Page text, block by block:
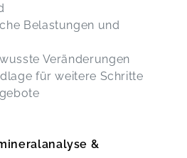
Belastungen und
Veränderungen
für weitere Schritte
&